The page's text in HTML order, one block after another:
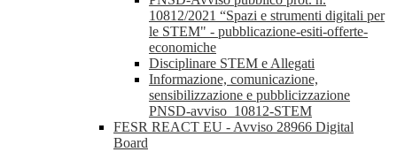
10812/2021 “Spazi e strumenti digitali per
le STEM" - pubblicazione-esiti-offerte-
economiche
Disciplinare STEM e Allegati
Informazione, comunicazione,
sensibilizzazione e pubblicizzazione
PNSD-avviso_10812-STEM
FESR REACT EU - Avviso 28966 Digital
Board